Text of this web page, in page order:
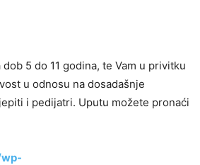
5 do 11 godina, te Vam u privitku
u odnosu na dosadašnje
i pedijatri. Uputu možete pronaći